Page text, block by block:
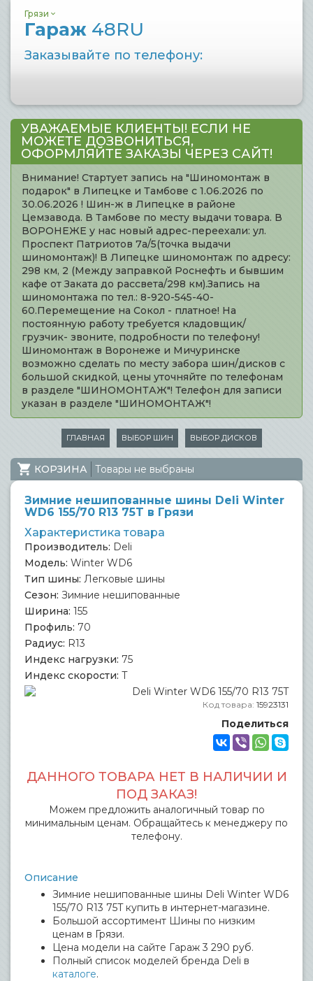
Грязи
Гараж 48RU
Заказывайте по телефону:
УВАЖАЕМЫЕ КЛИЕНТЫ! ЕСЛИ НЕ
МОЖЕТЕ ДОЗВОНИТЬСЯ,
ОФОРМЛЯЙТЕ ЗАКАЗЫ ЧЕРЕЗ САЙТ!
Внимание! Стартует запись на "Шиномонтаж в
подарок" в Липецке и Тамбове с 1.06.2026 по
30.06.2026 ! Шин-ж в Липецке в районе
Цемзавода. В Тамбове по месту выдачи товара. В
ВОРОНЕЖЕ у нас новый адрес-переехали: ул.
Проспект Патриотов 7а/5(точка выдачи
шиномонтаж)! В Липецке шиномонтаж по адресу:
298 км, 2 (Между заправкой Роснефть и бывшим
кафе от Заката до рассвета/298 км).Запись на
шиномонтажа по тел.: 8-920-545-40-
60.Перемещение на Сокол - платное! На
постоянную работу требуется кладовщик/
грузчик- звоните, подробности по телефону!
Шиномонтаж в Воронеже и Мичуринске
возможно сделать по месту забора шин/дисков с
большой скидкой, цены уточняйте по телефонам
в разделе "ШИНОМОНТАЖ"! Телефон для записи
указан в разделе "ШИНОМОНТАЖ"!
ГЛАВНАЯ ВЫБОР ШИН ВЫБОР ДИСКОВ
КОРЗИНА Товары не выбраны
Зимние нешипованные шины Deli Winter
WD6 155/70 R13 75T в Грязи
Характеристика товара
Производитель: Deli
Модель: Winter WD6
Тип шины: Легковые шины
Сезон: Зимние нешипованные
Ширина: 155
Профиль: 70
Радиус: R13
Индекс нагрузки: 75
Индекс скорости: T
Код товара: 15923131
Поделиться
ДАННОГО ТОВАРА НЕТ В НАЛИЧИИ И
ПОД ЗАКАЗ!
Можем предложить аналогичный товар по
минимальным ценам. Обращайтесь к менеджеру по
телефону.
Описание
Зимние нешипованные шины Deli Winter WD6
155/70 R13 75T купить в интернет-магазине.
Большой ассортимент Шины по низким
ценам в Грязи.
Цена модели на сайте Гараж 3 290 руб.
Полный список моделей бренда Deli в
каталоге.